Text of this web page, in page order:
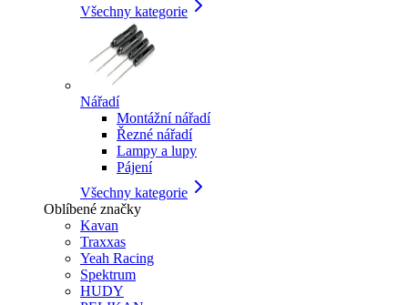
Všechny kategorie
Nářadí
Montážní nářadí
Řezné nářadí
Lampy a lupy
Pájení
Všechny kategorie
Oblíbené značky
Kavan
Traxxas
Yeah Racing
Spektrum
HUDY